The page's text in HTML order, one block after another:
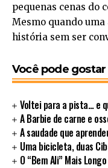
pequenas cenas do
Mesmo quando
história sem ser
Você pode
Voltei para a pista… e
A Barbie de carne e
A saudade que
Uma bicicleta, duas
O “Bem Ali” Mais